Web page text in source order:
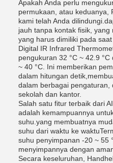
Apakah Anda perlu
permukaan, atau keduanya,
kami telah Anda
jauh tanpa kontak fisik,
yang harus dimiliki pada saat
Digital IR Infrared
pengukuran 32 °C ~ 42.9
~ 40 °C. Ini memberikan
dalam hitungan
dalam berbagai pengaturan,
sekolah dan kantor.
Salah satu fitur terbaik dari
adalah kemampuannya
suhu.yang membuatnya
suhu dari waktu ke
suhu penyimpanan -20 ~ 55
menyimpannya dengan
Secara keseluruhan,